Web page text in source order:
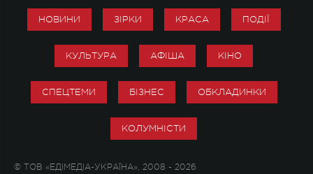
НОВИНИ ЗІРКИ КРАСА ПОДІЇ
КУЛЬТУРА АФІША КІНО
СПЕЦТЕМИ БІЗНЕС ОБКЛАДИНКИ
КОЛУМНІСТИ
© ТОВ «ЕДІМЕДІА-УКРАЇНА», 2008 - 2026